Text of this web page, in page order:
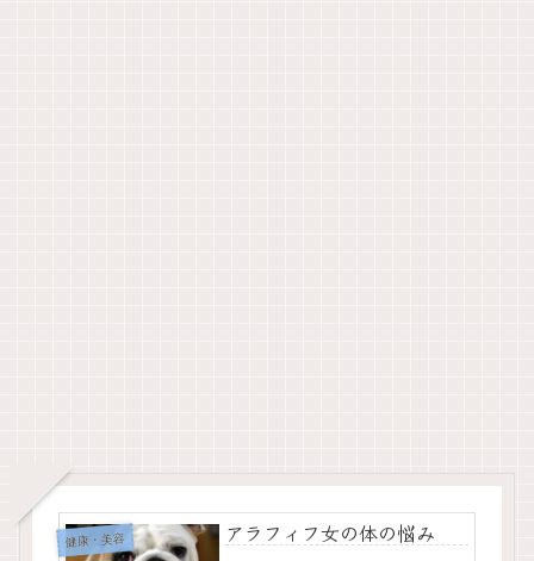
健康・美容 アラフィフ女の体の悩み